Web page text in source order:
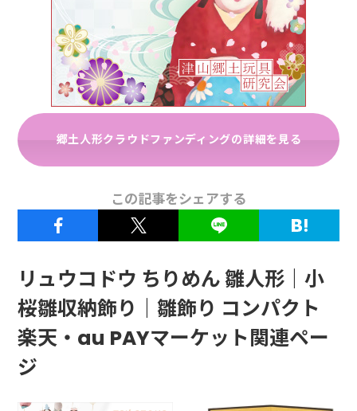
郷土人形クラウドファンディングの詳細を見る
この記事をシェアする
リュウコドウ ちりめん 雛人形｜小
桜雛収納飾り｜雛飾り コンパクト
楽天・au PAYマーケット関連ペー
ジ